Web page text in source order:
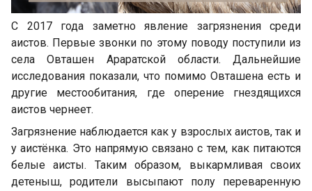
С 2017 года заметно явление загрязнения среди
аистов. Первые звонки по этому поводу поступили из
села Овташен Араратской области. Дальнейшие
исследования показали, что помимо Овташена есть и
другие местообитания, где оперение гнездящихся
аистов чернеет.
Загрязнение наблюдается как у взрослых аистов, так и
у аистёнка. Это напрямую связано с тем, как питаются
белые аисты. Таким образом, выкармливая своих
детеныш, родители высыпают полу переваренную